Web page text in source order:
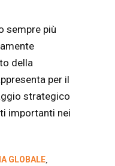
sempre più
della
per il
strategico
importanti nei
GLOBALE,